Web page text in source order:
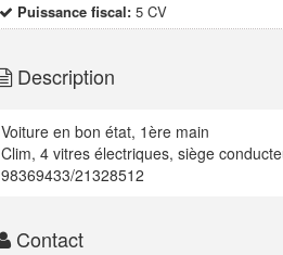
Puissance fiscal: 5 CV
Description
Voiture en bon état, 1ère main
Clim, 4 vitres électriques, siège
98369433/21328512
Contact